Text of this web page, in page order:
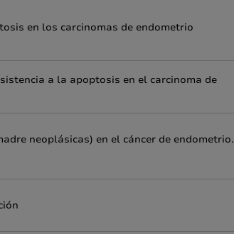
en los carcinomas de endometrio
a la apoptosis en el carcinoma de
neoplásicas) en el cáncer de endometrio.